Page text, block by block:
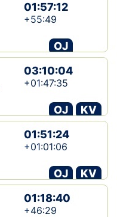
01:57:12
+55:49
OJ
03:10:04
+01:47:35
OJ
KV
01:51:24
+01:01:06
OJ
KV
01:18:40
+46:29